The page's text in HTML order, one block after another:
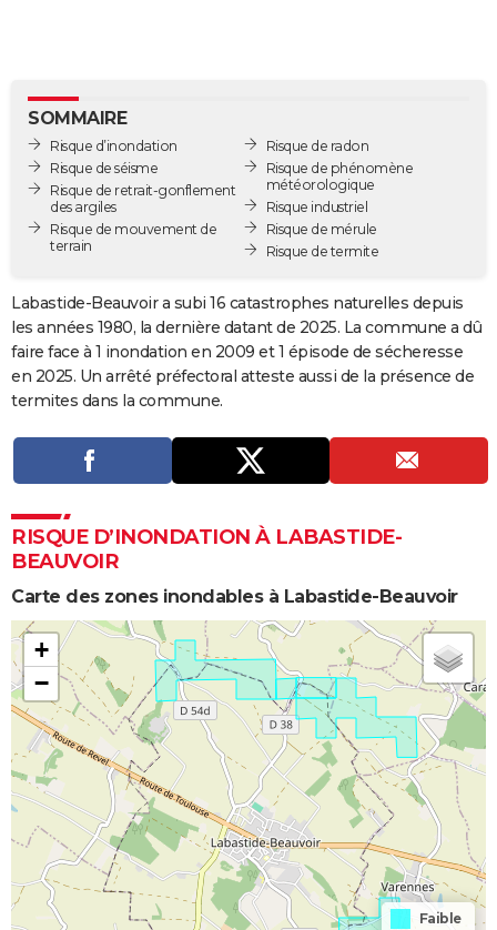
BONS PLANS
CARTE DE VOEUX
Carte de Noël
Carte Bonne année
Carte Saint-Valentin
Carte Pâques
Carte d'anniversaire
DICTIONNAIRE
Dictionnaire
Biographies
Citations
Expressions
Proverbes
PROGRAMME TV
COPAINS D'AVANT
S'inscrire
Se connecter
Lycées
Collèges
Primaires
Universités
Entreprises
Service militaire
Avis de recherche
AVIS DE DÉCÈS
FORUM
SOMMAIRE
Risque d’inondation
Risque de séisme
Risque de retrait-gonflement
des argiles
Risque de mouvement de
terrain
Risque de radon
Risque de phénomène
météorologique
Risque industriel
Risque de mérule
Risque de termite
Labastide-Beauvoir a subi 16 catastrophes naturelles depuis
les années 1980, la dernière datant de 2025. La commune a dû
faire face à 1 inondation en 2009 et 1 épisode de sécheresse
en 2025. Un arrêté préfectoral atteste aussi de la présence de
termites dans la commune.
RISQUE D’INONDATION À LABASTIDE-
BEAUVOIR
Carte des zones inondables à Labastide-Beauvoir
+
−
Faible